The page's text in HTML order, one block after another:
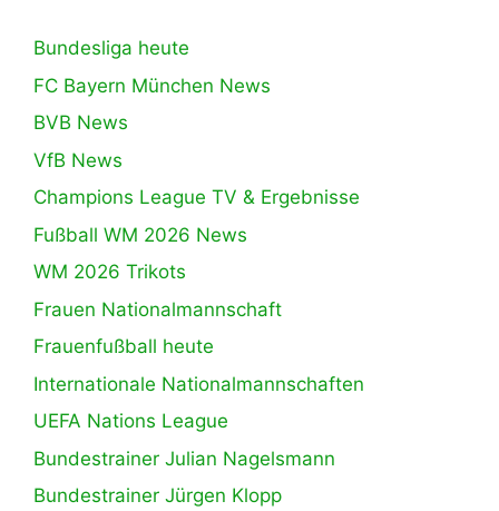
Bundesliga heute
FC Bayern München News
BVB News
VfB News
Champions League TV & Ergebnisse
Fußball WM 2026 News
WM 2026 Trikots
Frauen Nationalmannschaft
Frauenfußball heute
Internationale Nationalmannschaften
UEFA Nations League
Bundestrainer Julian Nagelsmann
Bundestrainer Jürgen Klopp